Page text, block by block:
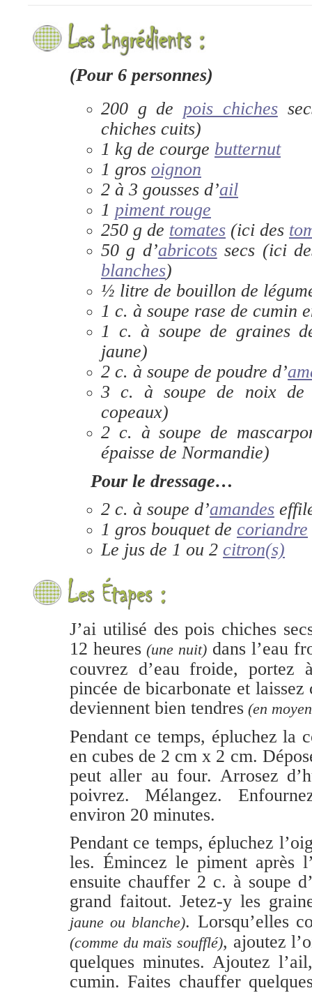
(Pour 6 personnes)
200 g de pois chiches
chiches cuits)
1 kg de courge butternut
1 gros oignon
2 à 3 gousses d’ail
1 piment rouge
250 g de tomates (ici des
50 g d’abricotssecs (ici
blanches)
½ litre de bouillon de
1 c. à soupe rase de cumin
1 c. à soupe de graines
jaune)
2 c. à soupe de poudre d’
3c. à soupe de noix
copeaux)
2 c. à soupe de
épaisse de Normandie)
Pour le dressage…
2 c. à soupe d’amandes
1 gros bouquet de coriandre
Le jus de 1 ou 2 citron(s)
J’ai utilisé des pois chiches
12 heures (une nuit) dans l’eau
couvrez d’eau froide, portez
pincée de bicarbonate et laissez
deviennent bien tendres (en
Pendant ce temps, épluchez la
en cubes de 2 cm x 2 cm.
peut aller au four. Arrosez
poivrez. Mélangez.
environ 20 minutes.
Pendant ce temps, épluchez
les. Émincez le piment après
ensuite chauffer 2 c. à soupe
grand faitout. Jetez-y les
jaune ou blanche). Lorsqu’elles
(comme du maïs soufflé), ajoutez
quelques minutes. Ajoutez
cumin. Faites chauffer